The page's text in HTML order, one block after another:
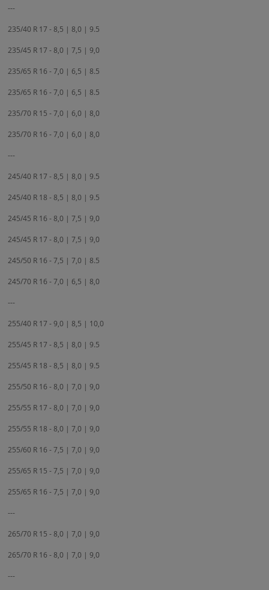
---
235/40 R 17 - 8,5 | 8,0 | 9.5
235/45 R 17 - 8,0 | 7,5 | 9,0
235/65 R 16 - 7,0 | 6,5 | 8.5
235/65 R 16 - 7,0 | 6,5 | 8.5
235/70 R 15 - 7,0 | 6,0 | 8,0
235/70 R 16 - 7,0 | 6,0 | 8,0
---
245/40 R 17 - 8,5 | 8,0 | 9.5
245/40 R 18 - 8,5 | 8,0 | 9.5
245/45 R 16 - 8,0 | 7,5 | 9,0
245/45 R 17 - 8,0 | 7,5 | 9,0
245/50 R 16 - 7,5 | 7,0 | 8.5
245/70 R 16 - 7,0 | 6,5 | 8,0
---
255/40 R 17 - 9,0 | 8,5 | 10,0
255/45 R 17 - 8,5 | 8,0 | 9.5
255/45 R 18 - 8,5 | 8,0 | 9.5
255/50 R 16 - 8,0 | 7,0 | 9,0
255/55 R 17 - 8,0 | 7,0 | 9,0
255/55 R 18 - 8,0 | 7,0 | 9,0
255/60 R 16 - 7,5 | 7,0 | 9,0
255/65 R 15 - 7,5 | 7,0 | 9,0
255/65 R 16 - 7,5 | 7,0 | 9,0
---
265/70 R 15 - 8,0 | 7,0 | 9,0
265/70 R 16 - 8,0 | 7,0 | 9,0
---